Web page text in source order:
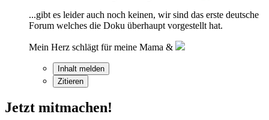
...gibt es leider auch noch keinen, wir sind das erste deutsche
Forum welches die Doku überhaupt vorgestellt hat.
Mein Herz schlägt für meine Mama &
Inhalt melden
Zitieren
Jetzt mitmachen!